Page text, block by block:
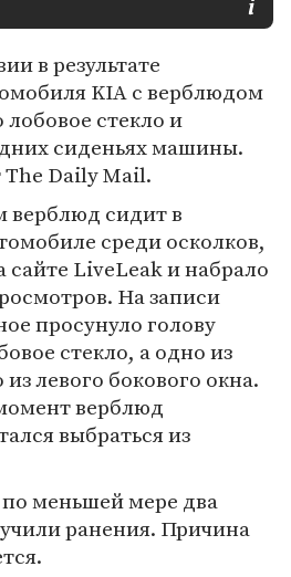
в результате
KIA с верблюдом
стекло и
сиденьях машины.
Daily Mail.
верблюд сидит в
среди осколков,
LiveLeak и набрало
На записи
просунуло голову
стекло, а одно из
левого бокового окна.
верблюд
выбраться из
меньшей мере два
ранения. Причина